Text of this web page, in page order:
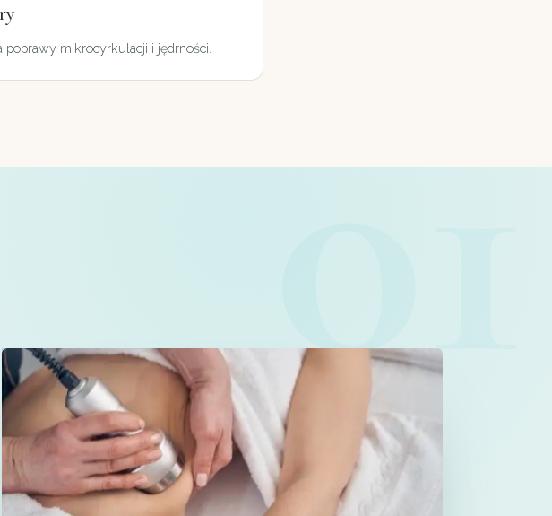
poprawy mikrocyrkulacji i jędrności.
01